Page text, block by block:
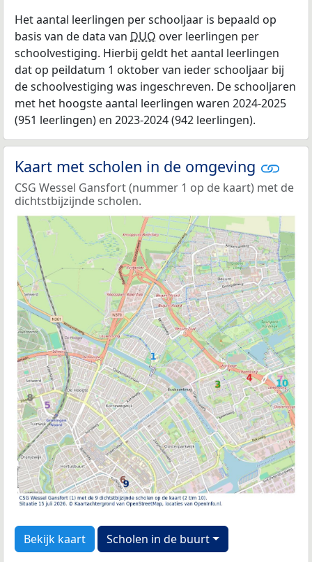
Het aantal leerlingen per schooljaar is bepaald op
basis van de data van DUO over leerlingen per
schoolvestiging. Hierbij geldt het aantal leerlingen
dat op peildatum 1 oktober van ieder schooljaar bij
de schoolvestiging was ingeschreven. De schooljaren
met het hoogste aantal leerlingen waren 2024-2025
(951 leerlingen) en 2023-2024 (942 leerlingen).
Kaart met scholen in de omgeving
CSG Wessel Gansfort (nummer 1 op de kaart) met de
dichtstbijzijnde scholen.
Bekijk kaart Scholen in de buurt